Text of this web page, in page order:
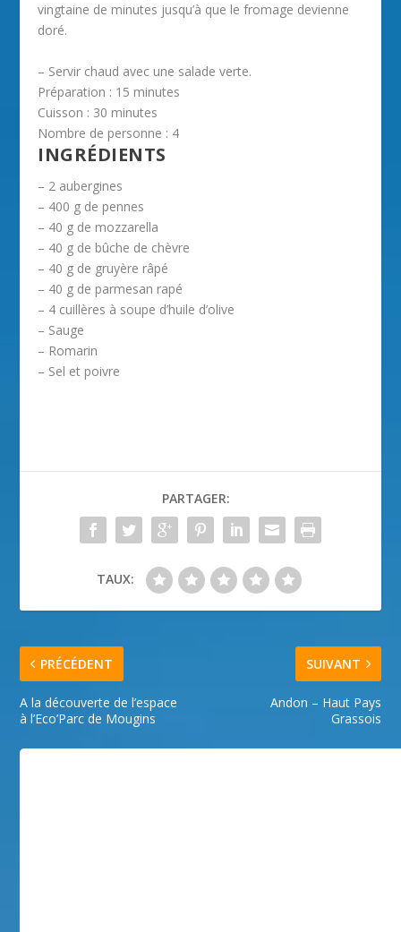
vingtaine de minutes jusqu’à que le fromage devienne
doré.
– Servir chaud avec une salade verte.
Préparation : 15 minutes
Cuisson : 30 minutes
Nombre de personne : 4
INGRÉDIENTS
– 2 aubergines
– 400 g de pennes
– 40 g de mozzarella
– 40 g de bûche de chèvre
– 40 g de gruyère râpé
– 40 g de parmesan rapé
– 4 cuillères à soupe d’huile d’olive
– Sauge
– Romarin
– Sel et poivre
PARTAGER:
TAUX:
PRÉCÉDENT
A la découverte de l’espace
à l’Eco’Parc de Mougins
SUIVANT
Andon – Haut Pays
Grassois